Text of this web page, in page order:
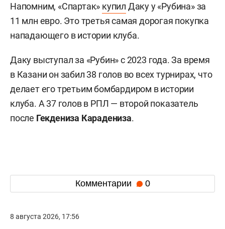
Напомним, «Спартак» купил Даку у «Рубина» за
11 млн евро. Это третья самая дорогая покупка
нападающего в истории клуба.
Даку выступал за «Рубин» с 2023 года. За время
в Казани он забил 38 голов во всех турнирах, что
делает его третьим бомбардиром в истории
клуба. А 37 голов в РПЛ — второй показатель
после Гекдениза Карадениза.
Комментарии 0
8 августа 2026, 17:56